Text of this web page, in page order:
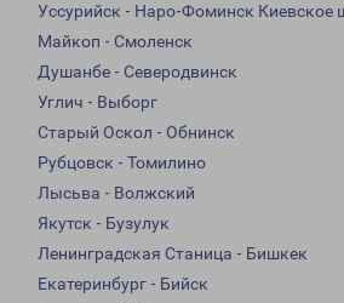
Уссурийск - Наро-Фоминск Киевское
Майкоп - Смоленск
Душанбе - Северодвинск
Углич - Выборг
Старый Оскол - Обнинск
Рубцовск - Томилино
Лысьва - Волжский
Якутск - Бузулук
Ленинградская Станица - Бишкек
Екатеринбург - Бийск